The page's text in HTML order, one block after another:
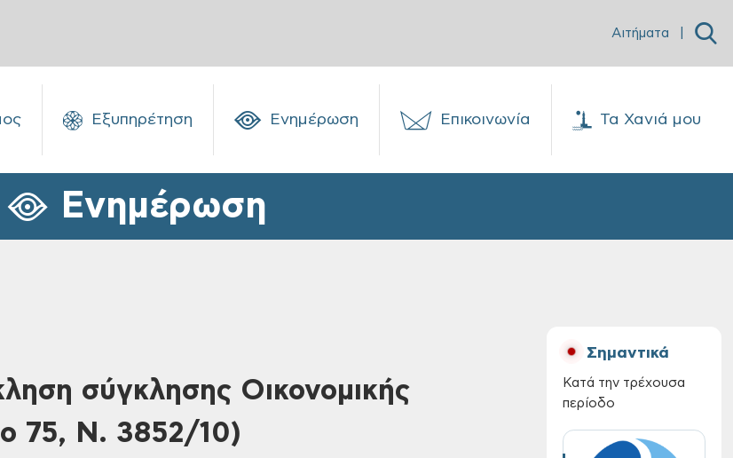
Αιτήματα
Εξυπηρέτηση Ενημέρωση Επικοινωνία Τα Χανιά μου
Ενημέρωση
σύγκλησης Οικονομικής
75, Ν. 3852/10)
Σημαντικά
Κατά την τρέχουσα
περίοδο